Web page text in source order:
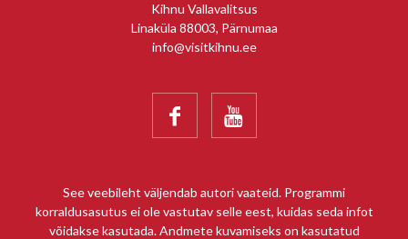
Kihnu Vallavalitsus
Linaküla 88003, Pärnumaa
info@visitkihnu.ee
 
See veebileht väljendab autori vaateid. Programmi
korraldusasutus ei ole vastutav selle eest, kuidas seda infot
võidakse kasutada. Andmete kuvamiseks on kasutatud